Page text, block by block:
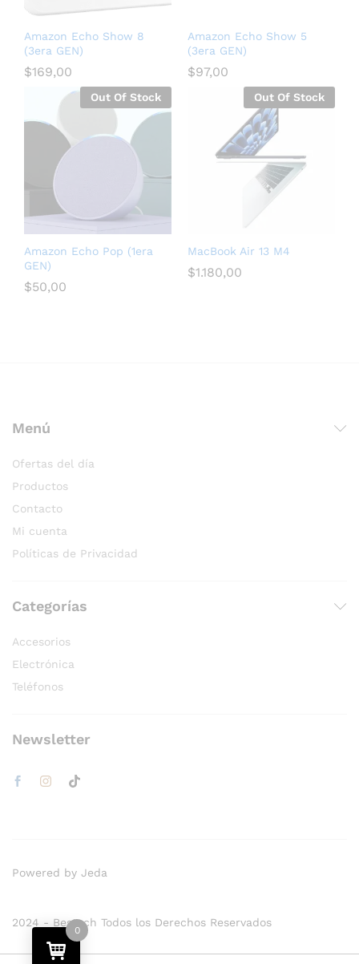
Amazon Echo Show 8
(3era GEN)
$169,00
Amazon Echo Show 5
(3era GEN)
$97,00
Out Of Stock
Amazon Echo Pop (1era
GEN)
$50,00
Out Of Stock
MacBook Air 13 M4
$1.180,00
Menú
Ofertas del día
Productos
Contacto
Mi cuenta
Políticas de Privacidad
Categorías
Accesorios
Electrónica
Teléfonos
Newsletter
2024 - Bestech Todos los Derechos Reservados
Powered by Jeda
0